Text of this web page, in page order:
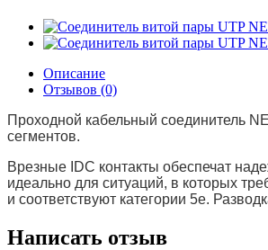
Описание
Отзывов (0)
Проходной кабельный соединитель
сегментов.
Врезные IDC контакты обеспечат
идеально для ситуаций, в которых
и соответствуют категории 5е.
Написать отзыв